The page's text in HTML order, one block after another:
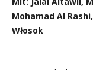
Mohamad Al
Włosok